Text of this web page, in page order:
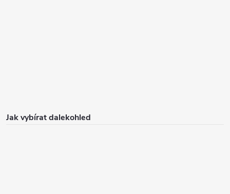
Jak vybírat dalekohled